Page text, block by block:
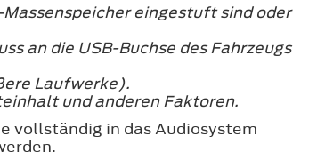
eingestuft sind oder
an die USB-Buchse des Fahrzeugs
Laufwerke).
und anderen Faktoren.
vollständig in das Audiosystem